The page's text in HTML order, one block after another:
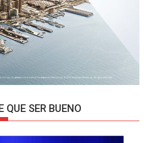
QUE SER BUENO